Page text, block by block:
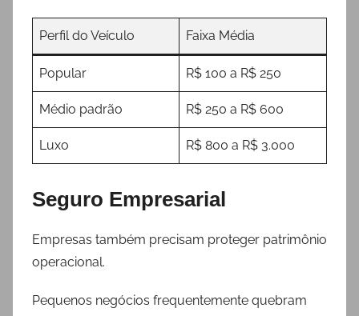
Perfil do Veículo Faixa Média
Popular R$ 100 a R$ 250
Médio padrão R$ 250 a R$ 600
Luxo R$ 800 a R$ 3.000
Seguro Empresarial
Empresas também precisam proteger patrimônio
operacional.
Pequenos negócios frequentemente quebram